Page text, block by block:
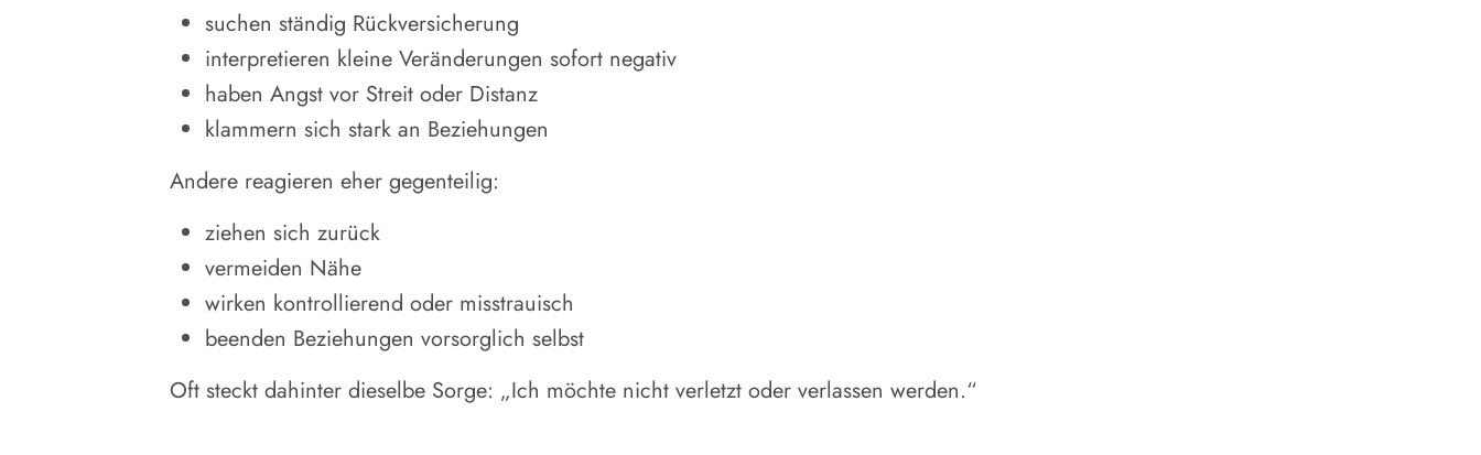
suchen ständig Rückversicherung
interpretieren kleine Veränderungen sofort negativ
haben Angst vor Streit oder Distanz
klammern sich stark an Beziehungen
Andere reagieren eher gegenteilig:
ziehen sich zurück
vermeiden Nähe
wirken kontrollierend oder misstrauisch
beenden Beziehungen vorsorglich selbst
Oft steckt dahinter dieselbe Sorge: „Ich möchte nicht verletzt oder verlassen werden.“